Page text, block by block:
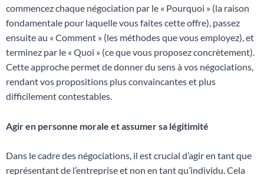
commencez chaque négociation par le « Pourquoi » (la raison
fondamentale pour laquelle vous faites cette offre), passez
ensuite au « Comment » (les méthodes que vous employez), et
terminez par le « Quoi » (ce que vous proposez concrètement).
Cette approche permet de donner du sens à vos négociations,
rendant vos propositions plus convaincantes et plus
difficilement contestables.
Agir en personne morale et assumer sa légitimité
Dans le cadre des négociations, il est crucial d’agir en tant que
représentant de l’entreprise et non en tant qu’individu. Cela